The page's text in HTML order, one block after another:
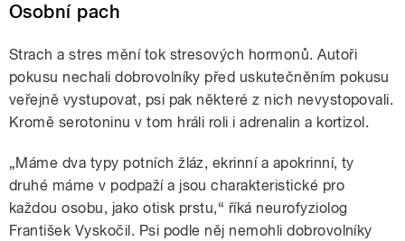
Osobní pach
Strach a stres mění tok stresových hormonů. Autoři
pokusu nechali dobrovolníky před uskutečněním pokusu
veřejně vystupovat, psi pak některé z nich nevystopovali.
Kromě serotoninu v tom hráli roli i adrenalin a kortizol.
„Máme dva typy potních žláz, ekrinní a apokrinní, ty
druhé máme v podpaží a jsou charakteristické pro
každou osobu, jako otisk prstu,“ říká neurofyziolog
František Vyskočil. Psi podle něj nemohli dobrovolníky